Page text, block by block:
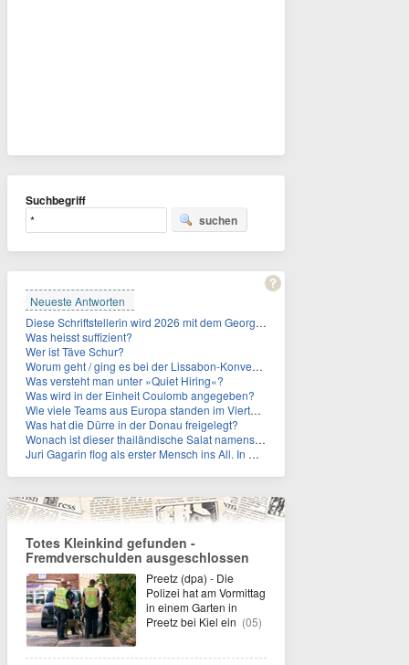
Suchbegriff
suchen
Neueste Antworten
Diese Schriftstellerin wird 2026 mit dem Georg-Büchner-Preis ausgezeichnet. Wie heißt sie?
Was heisst suffizient?
Wer ist Täve Schur?
Worum geht / ging es bei der Lissabon-Konvention?
Was versteht man unter »Quiet Hiring«?
Was wird in der Einheit Coulomb angegeben?
Wie viele Teams aus Europa standen im Viertelfinale der Fußball-WM 2026 in Mexiko, den USA und Kanada?
Was hat die Dürre in der Donau freigelegt?
Wonach ist dieser thailändische Salat namens Nam Tok benannt?
Juri Gagarin flog als erster Mensch ins All. In welchem Jahr?
Totes Kleinkind gefunden -
Fremdverschulden ausgeschlossen
Preetz (dpa) - Die
Polizei hat am Vormittag
in einem Garten in
Preetz bei Kiel ein (05)